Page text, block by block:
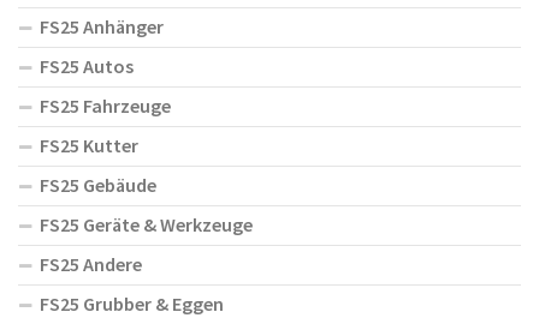
FS25 Anhänger
FS25 Autos
FS25 Fahrzeuge
FS25 Kutter
FS25 Gebäude
FS25 Geräte & Werkzeuge
FS25 Andere
FS25 Grubber & Eggen